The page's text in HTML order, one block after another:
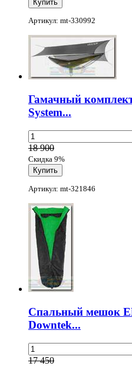
Артикул: mt-330992
Гамачный
System...
18 900
Скидка 9%
Артикул: mt-321846
Спальный мешок
Downtek...
17 450